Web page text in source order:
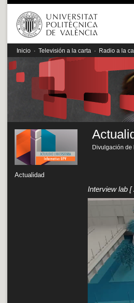
Inicio · Televisión a la carta · Radio a la
Actualidad
Divulgación de
Interview lab [